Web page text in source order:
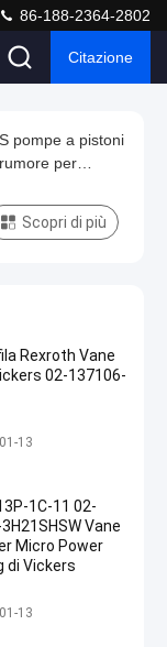
86-188-2364-2802
Citazione
pompe a pistoni
per
Scopri di più
Rexroth Vane
02-137106-
a palette
13
1C-11 02-
Vane
Micro Power
di Vickers
a palette
13